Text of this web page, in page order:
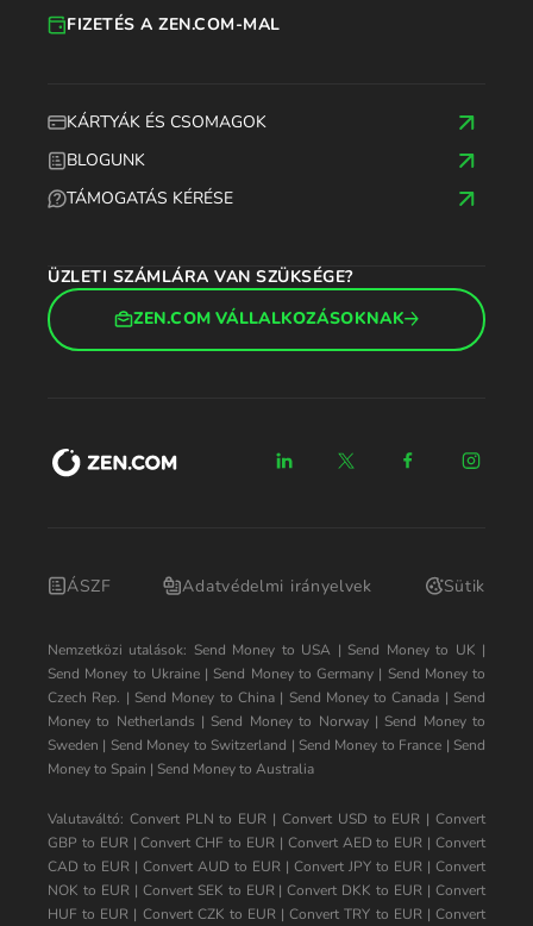
KÁRTYÁK ÉS CSOMAGOK
BLOGUNK
TÁMOGATÁS KÉRÉSE
FIZETÉS A ZEN.COM-MAL
ÜZLETI SZÁMLÁRA VAN SZÜKSÉGE?
ZEN.COM VÁLLALKOZÁSOKNAK
ÁSZF Adatvédelmi irányelvek Sütik
Nemzetközi utalások: Send Money to USA | Send Money to UK |
Send Money to Ukraine| Send Money to Germany | Send Money to
Czech Rep. | Send Money to China| Send Money to Canada | Send
Money to Netherlands | Send Money to Norway| Send Money to
Sweden | Send Money to Switzerland | Send Money to France | Send
Money to Spain | Send Money to Australia
Valutaváltó: Convert PLN to EUR | Convert USD to EUR |Convert
GBP to EUR|Convert CHF to EUR | Convert AED to EUR |Convert
CAD to EUR | Convert AUD to EUR | Convert JPY to EUR | Convert
NOK to EUR| Convert SEK to EUR|Convert DKK to EUR |Convert
HUF to EUR | Convert CZK to EUR |Convert TRY to EUR|Convert